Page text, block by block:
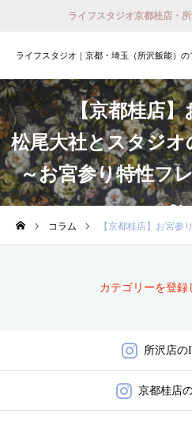
ライフスタジオ京都桂店・
ライフスタジオ｜京都・埼玉（所沢飯能）
【京都桂店】
松尾大社とスタジ
～お宮参り特性フ
～
コラム 【京都桂店】お宮参り！松尾大社とス
カテゴリーを登録
所沢店の
京都桂店
ライフスタジオ｜京都・埼玉（所沢飯能）の
撮影予約
おでかけ着物レンタル
ホーム
店舗紹介